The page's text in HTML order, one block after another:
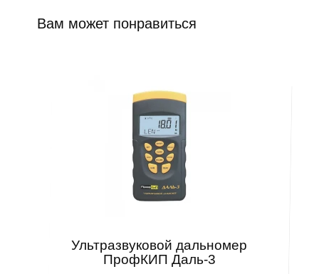
Вам может понравиться
Ультразвуковой дальномер
ПрофКИП Даль-3